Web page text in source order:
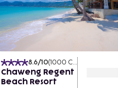
8.6/10(1000 Classificações
Chaweng Regent
Beach Resort